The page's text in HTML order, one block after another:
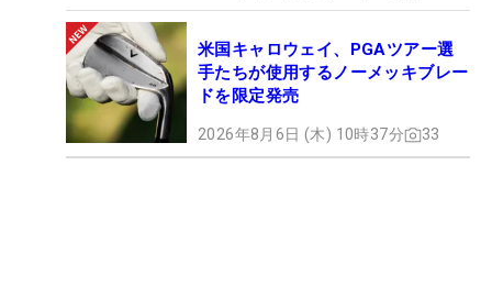
米国キャロウェイ、PGAツアー選
手たちが使用するノーメッキブレー
ドを限定発売
2026年8月6日 (木) 10時37分 33